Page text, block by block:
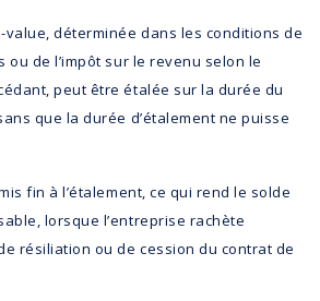
value, déterminée dans les conditions de
ou de l’impôt sur le revenu selon le
peut être étalée sur la durée du
que la durée d’étalement ne puisse
fin à l’étalement, ce qui rend le solde
lorsque l’entreprise rachète
résiliation ou de cession du contrat de